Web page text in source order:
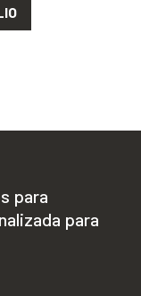
para
para